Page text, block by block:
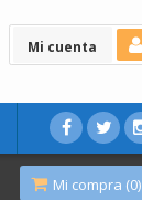
Mi cuenta
Mi compra (0)